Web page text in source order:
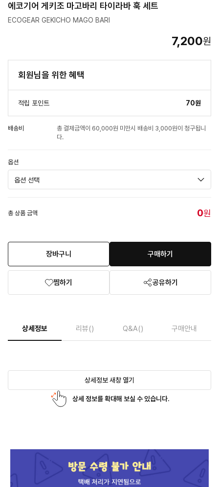
에코기어 게키조 마고바리 타이라바 훅 세트
ECOGEAR GEKICHO MAGO BARI
7,200원
회원님을 위한 혜택
적립 포인트 70원
배송비
총 결제금액이 60,000원 미만시 배송비 3,000원이 청구됩니
다.
옵션
총 상품 금액 0원
장바구니 구매하기
찜하기 공유하기
상세정보 리뷰() Q&A() 구매안내
상세정보 새창 열기
상세 정보를 확대해 보실 수 있습니다.